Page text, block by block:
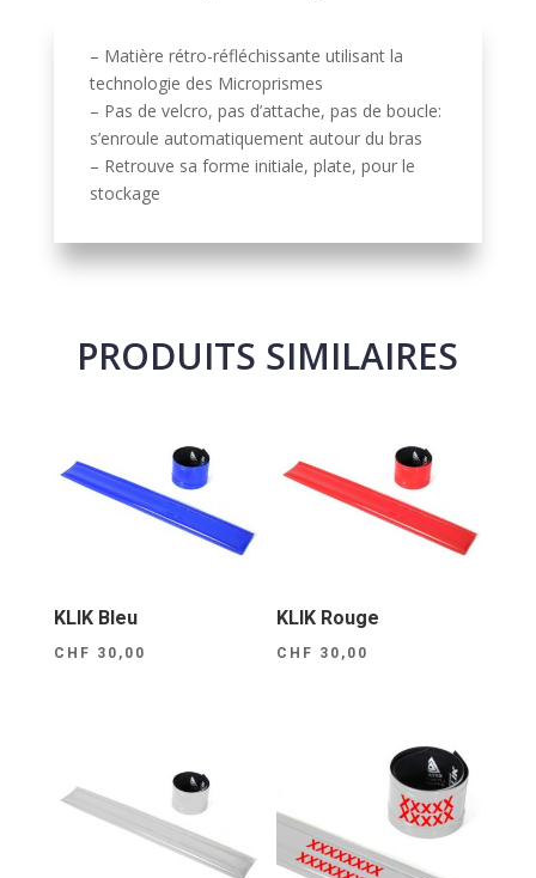
e
:
– Matière rétro-réfléchissante utilisant la
technologie des Microprismes
– Pas de velcro, pas d’attache, pas de boucle:
s’enroule automatiquement autour du bras
– Retrouve sa forme initiale, plate, pour le
stockage
PRODUITS SIMILAIRES
KLIK Bleu
CHF 30,00
KLIK Rouge
CHF 30,00